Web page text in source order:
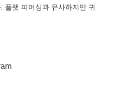
플랫 피어싱과 유사하지만 귀